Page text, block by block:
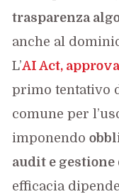
trasparenza
anche al
L’AI Act,
primo tentativo
comune per
imponendo
audit e
efficacia